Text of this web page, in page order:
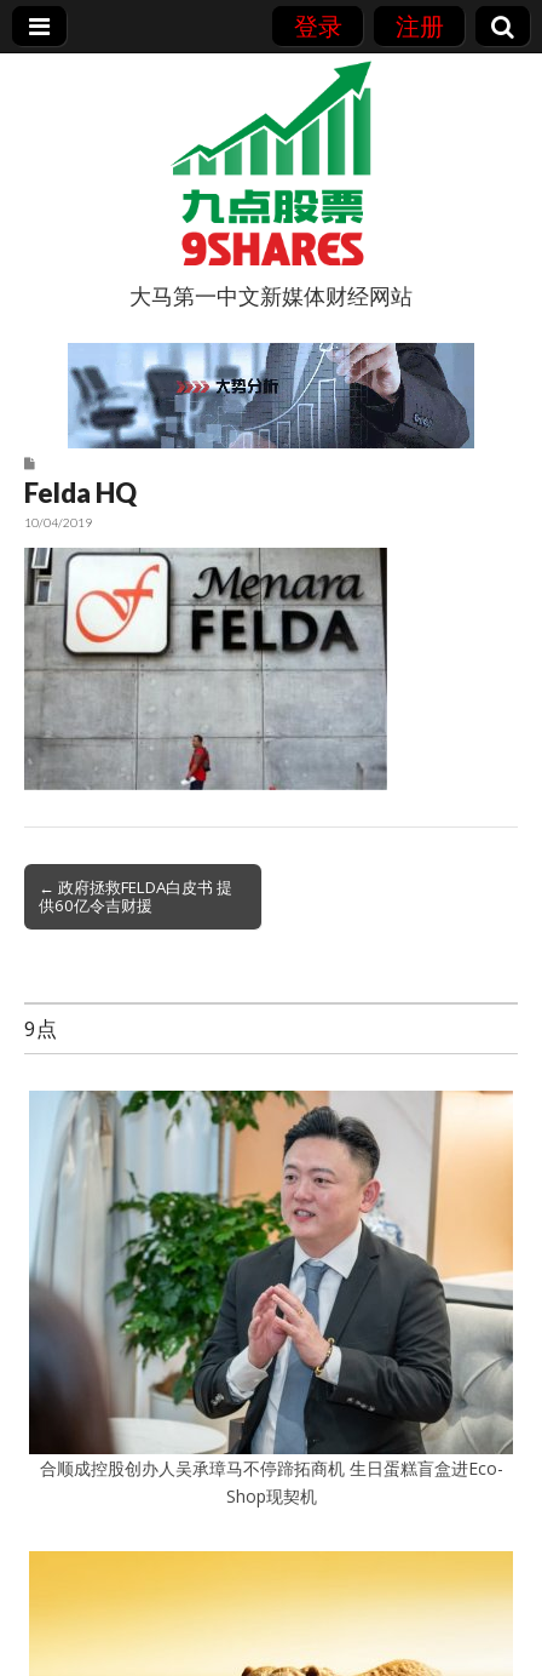
登录 注册
9点股票
大马第一中文新媒体财经网站
Felda HQ
10/04/2019
Post
navigation
← 政府拯救FELDA白皮书 提
供60亿令吉财援
9点
合顺成控股创办人吴承璋马不停蹄拓商机 生日蛋糕盲盒进Eco-
Shop现契机